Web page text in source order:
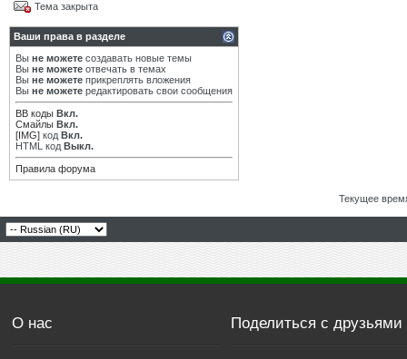
Тема закрыта
Ваши права в разделе
Вы не можете создавать новые темы
Вы не можете отвечать в темах
Вы не можете прикреплять вложения
Вы не можете редактировать свои сообщения
BB коды Вкл.
Смайлы Вкл.
[IMG] код Вкл.
HTML код Выкл.
Правила форума
Текущее
О нас Поделиться с друзьями